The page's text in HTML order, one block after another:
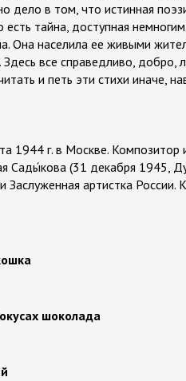
дело в том, что истинная
есть тайна, доступная
Она населила ее живыми
все справедливо, добро,
и петь эти стихи иначе,
1944 г. в Москве. Композитор
Сады́кова (31 декабря 1945,
Заслуженная артистка
шоколада